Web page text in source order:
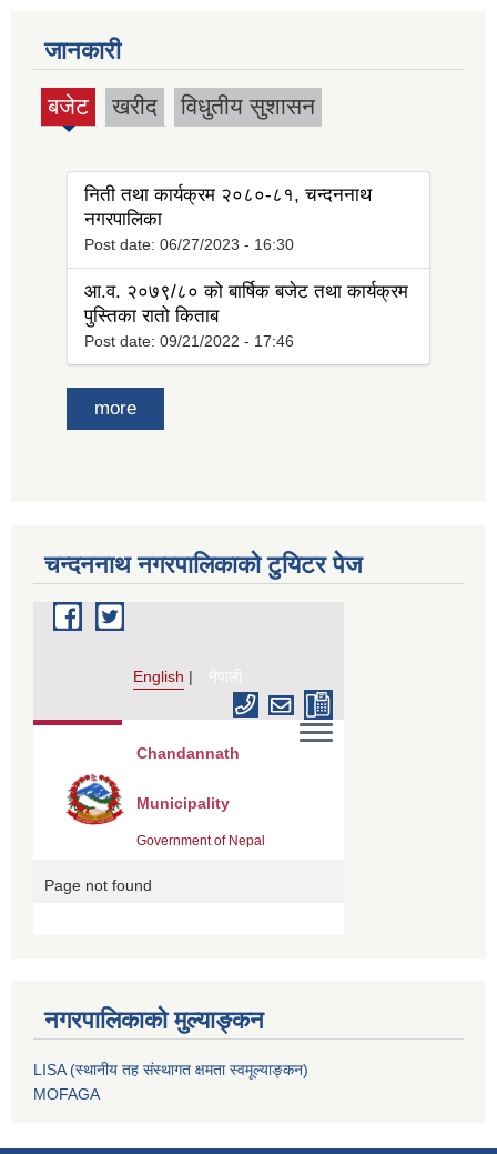
जानकारी
बजेट
(active
खरीद विधुतीय सुशासन
निती तथा कार्यक्रम २०८०-८१, चन्दननाथ
नगरपालिका
Post date: 06/27/2023 - 16:30
आ.व. २०७९/८० को बार्षिक बजेट तथा कार्यक्रम
पुस्तिका रातो किताब
Post date: 09/21/2022 - 17:46
more
चन्दननाथ नगरपालिकाको टुयिटर पेज
नगरपालिकाको मुल्याङ्कन
LISA (स्थानीय तह संस्थागत क्षमता स्वमूल्याङ्कन)
MOFAGA